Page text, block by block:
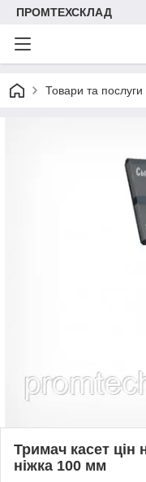
ПРОМТЕХСКЛАД
Товари та послуги
Тримач касет цін
ніжка 100 мм